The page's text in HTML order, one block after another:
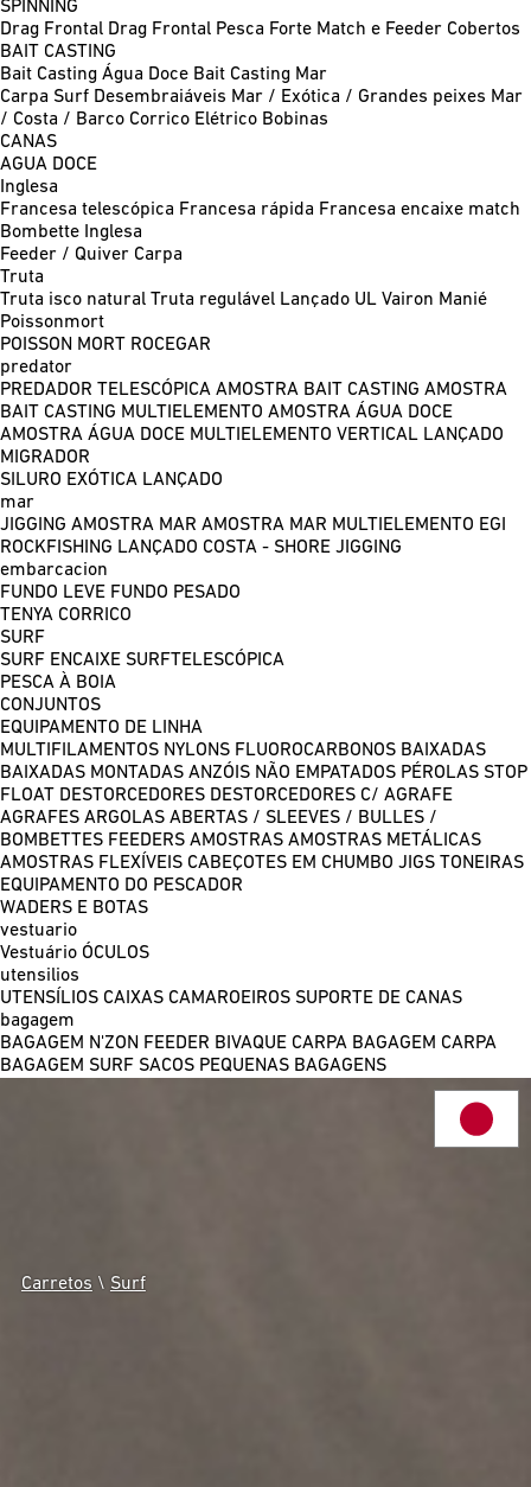
SPINNING
Drag Frontal Drag Frontal Pesca Forte Match e Feeder Cobertos
BAIT CASTING
Bait Casting Água Doce Bait Casting Mar
Carpa Surf Desembraiáveis Mar / Exótica / Grandes peixes Mar
/ Costa / Barco Corrico Elétrico Bobinas
CANAS
AGUA DOCE
Inglesa
Francesa telescópica Francesa rápida Francesa encaixe match
Bombette Inglesa
Feeder / Quiver Carpa
Truta
Truta isco natural Truta regulável Lançado UL Vairon Manié
Poissonmort
POISSON MORT ROCEGAR
predator
PREDADOR TELESCÓPICA AMOSTRA BAIT CASTING AMOSTRA
BAIT CASTING MULTIELEMENTO AMOSTRA ÁGUA DOCE
AMOSTRA ÁGUA DOCE MULTIELEMENTO VERTICAL LANÇADO
MIGRADOR
SILURO EXÓTICA LANÇADO
mar
JIGGING AMOSTRA MAR AMOSTRA MAR MULTIELEMENTO EGI
ROCKFISHING LANÇADO COSTA - SHORE JIGGING
embarcacion
FUNDO LEVE FUNDO PESADO
TENYA CORRICO
SURF
SURF ENCAIXE SURFTELESCÓPICA
PESCA À BOIA
CONJUNTOS
EQUIPAMENTO DE LINHA
MULTIFILAMENTOS NYLONS FLUOROCARBONOS BAIXADAS
BAIXADAS MONTADAS ANZÓIS NÃO EMPATADOS PÉROLAS STOP
FLOAT DESTORCEDORES DESTORCEDORES C/ AGRAFE
AGRAFES ARGOLAS ABERTAS / SLEEVES / BULLES /
BOMBETTES FEEDERS AMOSTRAS AMOSTRAS METÁLICAS
AMOSTRAS FLEXÍVEIS CABEÇOTES EM CHUMBO JIGS TONEIRAS
EQUIPAMENTO DO PESCADOR
WADERS E BOTAS
vestuario
Vestuário ÓCULOS
utensilios
UTENSÍLIOS CAIXAS CAMAROEIROS SUPORTE DE CANAS
bagagem
BAGAGEM N'ZON FEEDER BIVAQUE CARPA BAGAGEM CARPA
BAGAGEM SURF SACOS PEQUENAS BAGAGENS
Carretos \ Surf